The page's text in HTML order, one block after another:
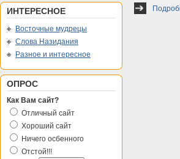
ИНТЕРЕСНОЕ
Восточные мудрецы
Слова Назидания
Разное и интересное
ОПРОС
Как Вам сайт?
Отличный сайт
Хороший сайт
Ничего осбенного
Отстой!!!